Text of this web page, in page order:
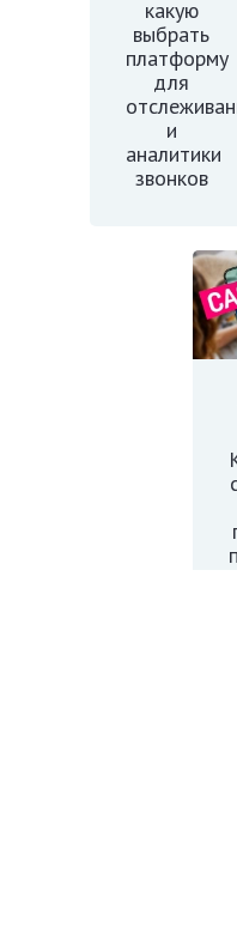
какую
выбрать
платформу
для
и
аналитики
звонков